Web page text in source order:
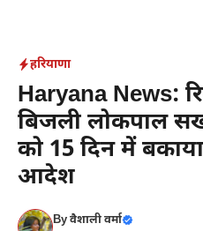
content
हरियाणा
Haryana News:
बिजली लोकपाल
को 15 दिन में
आदेश
Byवैशाली वर्मा